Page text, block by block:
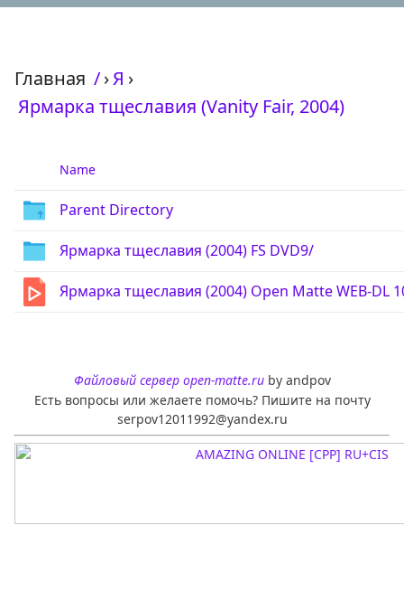
Главная /›Я ›
Ярмарка тщеславия (Vanity Fair, 2004)
Name
Parent Directory
Ярмарка тщеславия (2004) FS DVD9/
Ярмарка тщеславия (2004) Open Matte WEB-DL
Файловый сервер open-matte.ruby andpov
Есть вопросы или желаете помочь? Пишите на почту
serpov12011992@yandex.ru